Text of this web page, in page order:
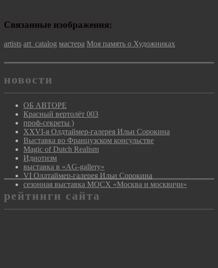
Связанные изображения:
Categories
artists art_catalog мастера Моя память о Художниках
новости
ОБ АВТОРЕ
Красный вертолёт 003
проф-секреты )
XXVI-я Олдтаймер-галерея Ильи Сорокина
Выставка во Французском консульстве
Magic of Dutch Realism
Идиотизм
выставка в «AG-gallery»
VI Олдтаймер-галерея Ильи Сорокина
сезонная выставка МОСХ «Москва и москвичи»
рейтинги сайта